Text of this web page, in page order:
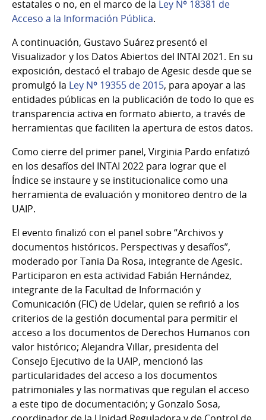
estatales o no, en el marco de la Ley Nº 18381 de
Acceso a la Información Pública.
A continuación, Gustavo Suárez presentó el
Visualizador y los Datos Abiertos del INTAI 2021. En su
exposición, destacó el trabajo de Agesic desde que se
promulgó la Ley Nº 19355 de 2015, para apoyar a las
entidades públicas en la publicación de todo lo que es
transparencia activa en formato abierto, a través de
herramientas que faciliten la apertura de estos datos.
Como cierre del primer panel, Virginia Pardo enfatizó
en los desafíos del INTAI 2022 para lograr que el
Índice se instaure y se institucionalice como una
herramienta de evaluación y monitoreo dentro de la
UAIP.
El evento finalizó con el panel sobre “Archivos y
documentos históricos. Perspectivas y desafíos”,
moderado por Tania Da Rosa, integrante de Agesic.
Participaron en esta actividad Fabián Hernández,
integrante de la Facultad de Información y
Comunicación (FIC) de Udelar, quien se refirió a los
criterios de la gestión documental para permitir el
acceso a los documentos de Derechos Humanos con
valor histórico; Alejandra Villar, presidenta del
Consejo Ejecutivo de la UAIP, mencionó las
particularidades del acceso a los documentos
patrimoniales y las normativas que regulan el acceso
a este tipo de documentación; y Gonzalo Sosa,